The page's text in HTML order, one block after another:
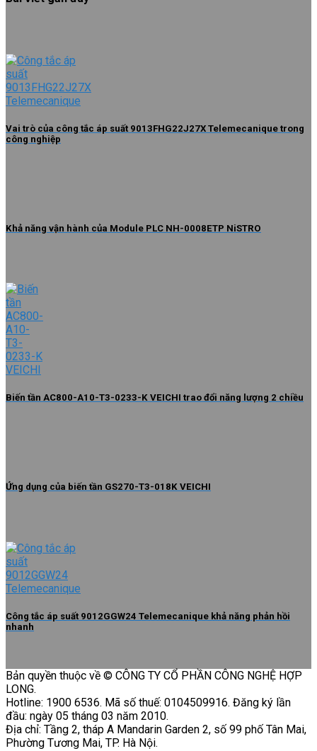
Vai trò của công tắc áp suất 9013FHG22J27X Telemecanique trong
công nghiệp
Khả năng vận hành của Module PLC NH-0008ETP NiSTRO
Biến tần AC800-A10-T3-0233-K VEICHI trao đổi năng lượng 2 chiều
Ứng dụng của biến tần GS270-T3-018K VEICHI
Công tắc áp suất 9012GGW24 Telemecanique khả năng phản hồi
nhanh
Bản quyền thuộc về © CÔNG TY CỔ PHẦN CÔNG NGHỆ HỢP
LONG.
Hotline: 1900 6536. Mã số thuế: 0104509916. Đăng ký lần
đầu: ngày 05 tháng 03 năm 2010.
Địa chỉ: Tầng 2, tháp A Mandarin Garden 2, số 99 phố Tân Mai,
Phường Tương Mai, TP. Hà Nội.